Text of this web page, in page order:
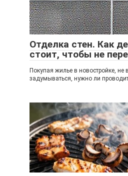
Отделка стен. Как
стоит, чтобы не
Покупая жилье в новостройке,
задумываться, нужно ли